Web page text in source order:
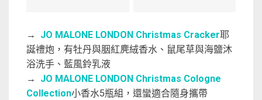
→ JO MALONE LONDON Christmas Cracker耶
誕禮炮，有牡丹與胭紅麂絨香水、鼠尾草與海鹽沐
浴洗手、藍風鈴乳液
→ JO MALONE LONDON Christmas Cologne
Collection小香水5瓶組，還蠻適合隨身攜帶